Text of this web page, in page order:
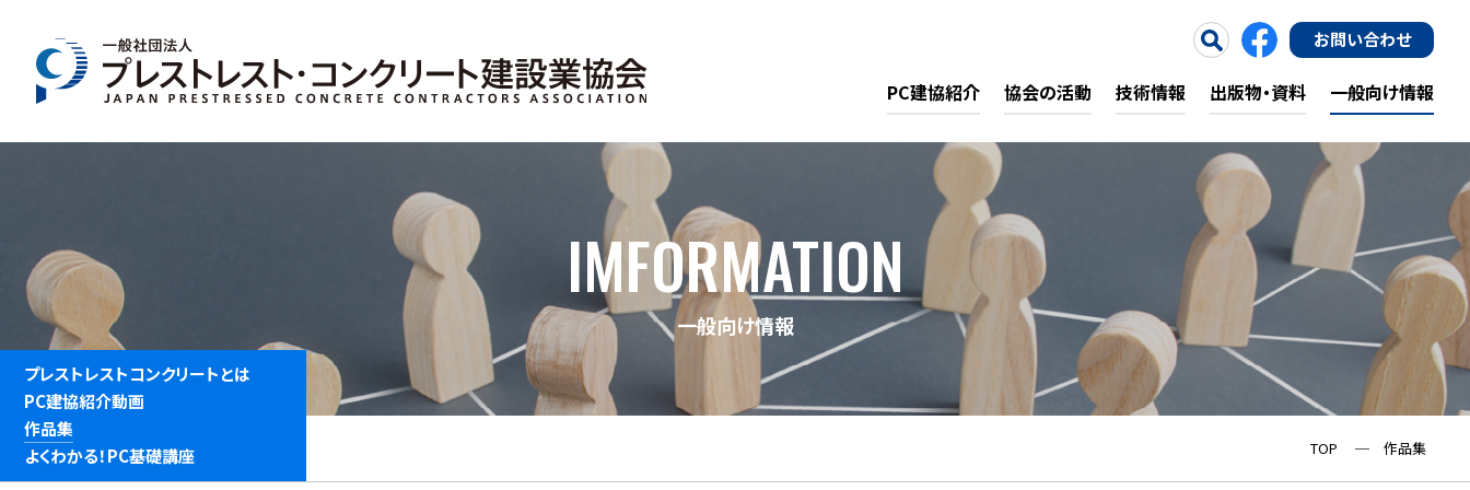
PC建協紹介 協会の活動 技術情報 出版物・資料 一般向け情報
お問い合わせ
IMFORMATION
一般向け情報
TOP ─ 作品集
プレストレストコンクリートとは
PC建協紹介動画
作品集
よくわかる！PC基礎講座